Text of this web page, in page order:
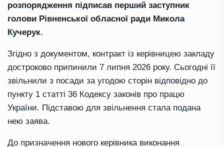
розпорядження підписав перший заступник
голови Рівненської обласної ради Микола
Кучерук.
Згідно з документом, контракт із керівницею закладу
достроково припинили 7 липня 2026 року. Сьогодні її
звільнили з посади за угодою сторін відповідно до
пункту 1 статті 36 Кодексу законів про працю
України. Підставою для звільнення стала подана
нею заява.
До призначення нового керівника виконання